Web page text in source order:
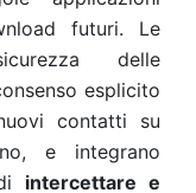
futuri. Le
delle
esplicito
contatti su
e integrano
intercettare e